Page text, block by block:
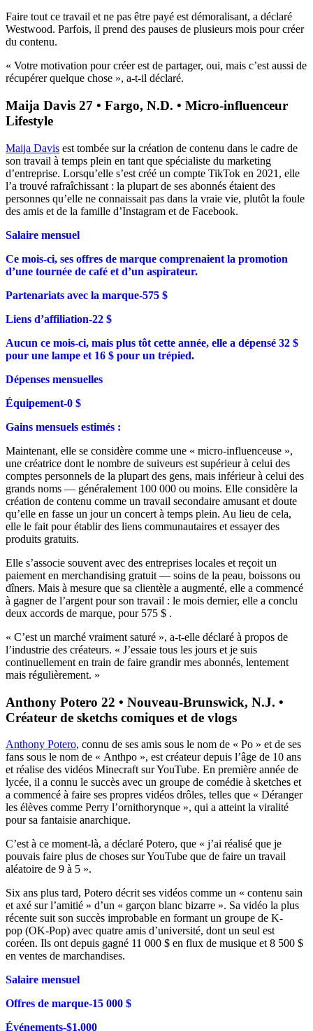
Faire tout ce travail et ne pas être payé est démoralisant, a déclaré
Westwood. Parfois, il prend des pauses de plusieurs mois pour créer
du contenu.
« Votre motivation pour créer est de partager, oui, mais c’est aussi de
récupérer quelque chose », a-t-il déclaré.
Maija Davis 27 • Fargo, N.D. • Micro-influenceur
Lifestyle
Maija Davis est tombée sur la création de contenu dans le cadre de
son travail à temps plein en tant que spécialiste du marketing
d’entreprise. Lorsqu’elle s’est créé un compte TikTok en 2021, elle
l’a trouvé rafraîchissant : la plupart de ses abonnés étaient des
personnes qu’elle ne connaissait pas dans la vraie vie, plutôt la foule
des amis et de la famille d’Instagram et de Facebook.
Salaire mensuel
Ce mois-ci, ses offres de marque comprenaient la promotion
d’une tournée de café et d’un aspirateur.
Partenariats avec la marque-575 $
Liens d’affiliation-22 $
Aucun ce mois-ci, mais plus tôt cette année, elle a dépensé 32 $
pour une lampe et 16 $ pour un trépied.
Dépenses mensuelles
Équipement-0 $
Gains mensuels estimés :
Maintenant, elle se considère comme une « micro-influenceuse »,
une créatrice dont le nombre de suiveurs est supérieur à celui des
comptes personnels de la plupart des gens, mais inférieur à celui des
grands noms — généralement 100 000 ou moins. Elle considère la
création de contenu comme un travail secondaire amusant et doute
qu’elle en fasse un jour un concert à temps plein. Au lieu de cela,
elle le fait pour établir des liens communautaires et essayer des
produits gratuits.
Elle s’associe souvent avec des entreprises locales et reçoit un
paiement en merchandising gratuit — soins de la peau, boissons ou
dîners. Mais à mesure que sa clientèle a augmenté, elle a commencé
à gagner de l’argent pour son travail : le mois dernier, elle a conclu
deux accords de marque, pour 575 $ .
« C’est un marché vraiment saturé », a-t-elle déclaré à propos de
l’industrie des créateurs. « J’essaie tous les jours et je suis
continuellement en train de faire grandir mes abonnés, lentement
mais régulièrement. »
Anthony Potero 22 • Nouveau-Brunswick, N.J. •
Créateur de sketchs comiques et de vlogs
Anthony Potero, connu de ses amis sous le nom de « Po » et de ses
fans sous le nom de « Anthpo », est créateur depuis l’âge de 10 ans
et réalise des vidéos Minecraft sur YouTube. En première année de
lycée, il a connu le succès avec un groupe de comédie à sketches et
a commencé à faire ses propres vidéos drôles, telles que « Déranger
les élèves comme Perry l’ornithorynque », qui a atteint la viralité
pour sa fantaisie anarchique.
C’est à ce moment-là, a déclaré Potero, que « j’ai réalisé que je
pouvais faire plus de choses sur YouTube que de faire un travail
aléatoire de 9 à 5 ».
Six ans plus tard, Potero décrit ses vidéos comme un « contenu sain
et axé sur l’amitié » d’un « garçon blanc bizarre ». Sa vidéo la plus
récente suit son succès improbable en formant un groupe de K-
pop (OK-Pop) avec quatre amis d’université, dont un seul est
coréen. Ils ont depuis gagné 11 000 $ en flux de musique et 8 500 $
en ventes de marchandises.
Salaire mensuel
Offres de marque-15 000 $
Événements-$1,000